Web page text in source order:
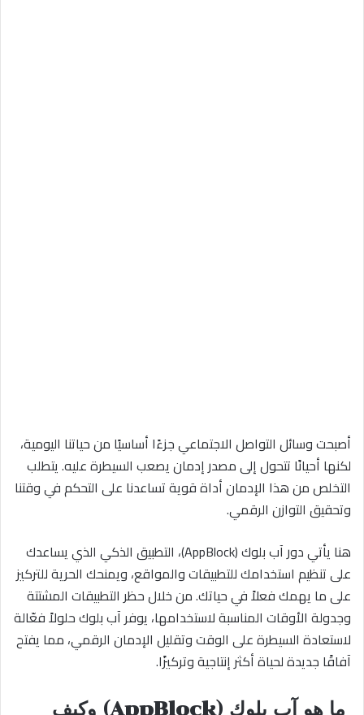
أصبحت وسائل التواصل الاجتماعي جزءًا أساسيًا من حياتنا اليومية،
لكنها أحيانًا تتحول إلى مصدر إدمان يصعب السيطرة عليه. يتطلب
التخلص من هذا الإدمان أداة قوية تساعدنا على التحكم في وقتنا
وتحقيق التوازن الرقمي.
هنا يأتي دور آب بلوك (AppBlock)، التطبيق الذكي الذي يساعدك
على تنظيم استخدامك للتطبيقات والمواقع، ويمنحك الحرية للتركيز
على ما يهمك فعلاً في حياتك. من خلال حظر التطبيقات المشتتة
وجدولة الأوقات المناسبة لاستخدامها، يوفر آب بلوك حلولاً فعّالة
لاستعادة السيطرة على الوقت وتقليل الإدمان الرقمي، مما يفتح
آفاقًا جديدة لحياة أكثر إنتاجية وتركيزًا.
ما هو آب بلوك (AppBlock) وكيف